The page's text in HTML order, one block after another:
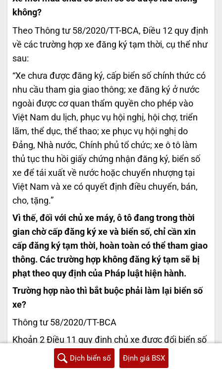
không?
Theo Thông tư 58/2020/TT-BCA, Điều 12 quy định
về các trường hợp xe đăng ký tạm thời, cụ thể như
sau:
“Xe chưa được đăng ký, cấp biển số chính thức có
nhu cầu tham gia giao thông; xe đăng ký ở nước
ngoài được cơ quan thẩm quyền cho phép vào
Việt Nam du lịch, phục vụ hội nghị, hội chợ, triển
lãm, thể dục, thể thao; xe phục vụ hội nghị do
Đảng, Nhà nước, Chính phủ tổ chức; xe ô tô làm
thủ tục thu hồi giấy chứng nhận đăng ký, biển số
xe để tái xuất về nước hoặc chuyển nhượng tại
Việt Nam và xe có quyết định điều chuyển, bán,
cho, tặng.”
Vì thế, đối với chủ xe máy, ô tô đang trong thời
gian chờ cấp đăng ký xe và biển số, chỉ cần xin
cấp đăng ký tạm thời, hoàn toàn có thể tham giao
thông. Các trường hợp không đăng ký tạm sẽ bị
phạt theo quy định của Pháp luật hiện hành.
Trường hợp nào thì bắt buộc phải làm lại biển số
xe?
Thông tư 58/2020/TT-BCA
Khoản 2 Điều 11 quy định chủ xe được đổi biển số
xe trong các trường hợp sau đây:
Dịch biển số Định giá BSX